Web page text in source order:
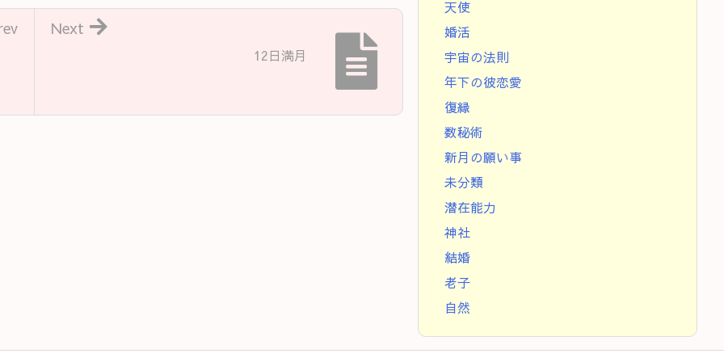
12日満月
Next
天使
婚活
宇宙の法則
年下の彼恋愛
復縁
数秘術
新月の願い事
未分類
潜在能力
神社
結婚
老子
自然